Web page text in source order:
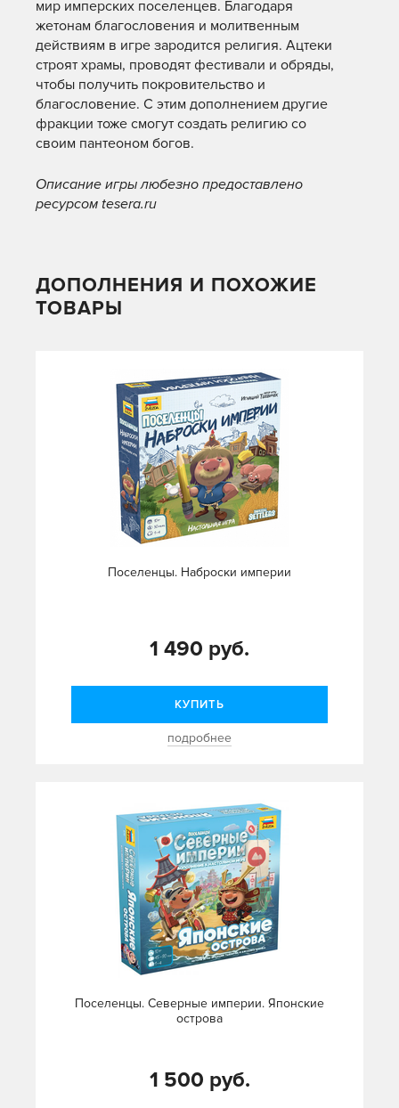
мир имперских поселенцев. Благодаря
жетонам благословения и молитвенным
действиям в игре зародится религия. Ацтеки
строят храмы, проводят фестивали и обряды,
чтобы получить покровительство и
благословение. С этим дополнением другие
фракции тоже смогут создать религию со
своим пантеоном богов.
Описание игры любезно предоставлено
ресурсом tesera.ru
ДОПОЛНЕНИЯ И ПОХОЖИЕ
ТОВАРЫ
Поселенцы. Наброски империи
1 490 руб.
КУПИТЬ
подробнее
Поселенцы. Северные империи. Японские
острова
1 500 руб.